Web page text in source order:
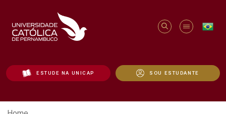
ESTUDE NA UNICAP SOU ESTUDANTE
SEMINÁRIO SUDESTE DE FÉ E